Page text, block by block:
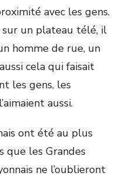
avec les gens.
sur un plateau télé, il
homme de rue, un
cela qui faisait
les gens, les
aussi.
ont été au plus
que les Grandes
ne l’oublieront